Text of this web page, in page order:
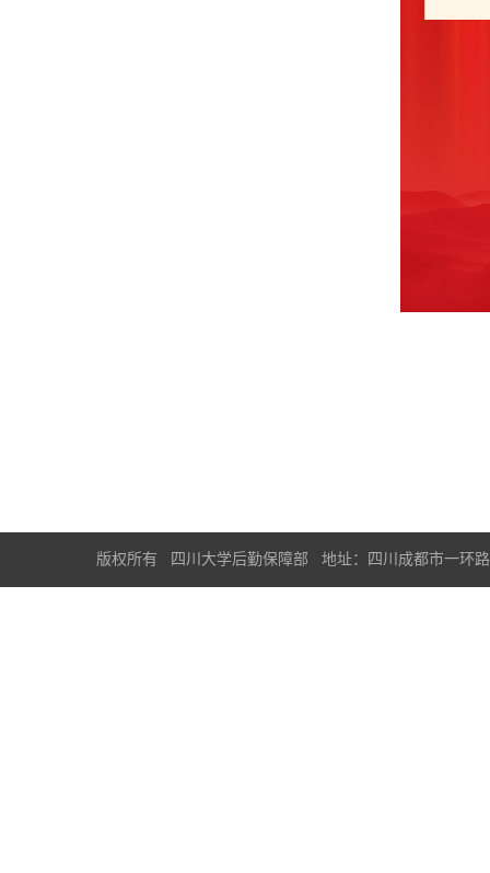
版权所有 四川大学后勤保障部 地址：四川成都市一环